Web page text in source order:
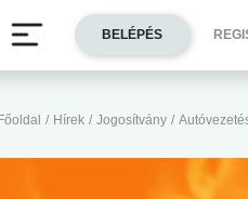
Főoldal / Hírek / Jogosítvány /
BELÉPÉS